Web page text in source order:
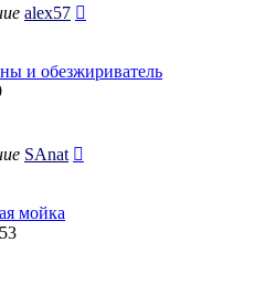
alex57
и обезжириватель
SAnat
мойка